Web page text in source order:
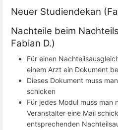
Neuer Studiendekan
Nachteile beim
Fabian D.)
Für einen
einem Arzt ein Dokument
Dieses Dokument muss
schicken
Für jedes Modul muss man
Veranstalter eine Mail
entsprechenden